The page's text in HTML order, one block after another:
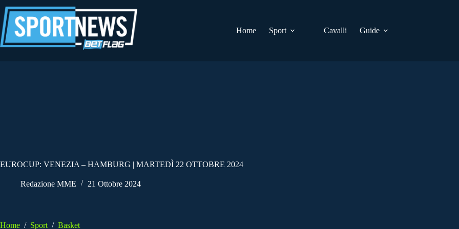
al
contenuto
Home
Sport Cavalli Guide
EUROCUP: VENEZIA – HAMBURG | MARTEDÌ 22 OTTOBRE 2024
Redazione MME 21 Ottobre 2024
Home / Sport / Basket